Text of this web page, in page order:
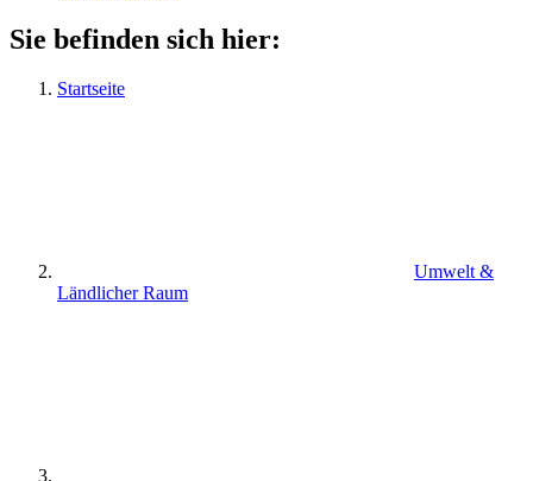
Sie befinden sich hier:
Startseite
Umwelt &
Ländlicher Raum